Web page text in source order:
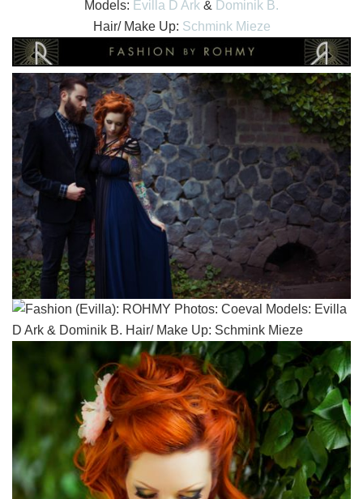
Models: Evilla D Ark & Dominik B.
Hair/ Make Up: Schmink Mieze